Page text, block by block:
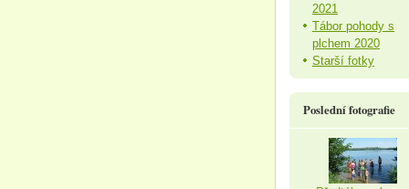
2021
Tábor pohody s
plchem 2020
Starší fotky
Poslední fotografie